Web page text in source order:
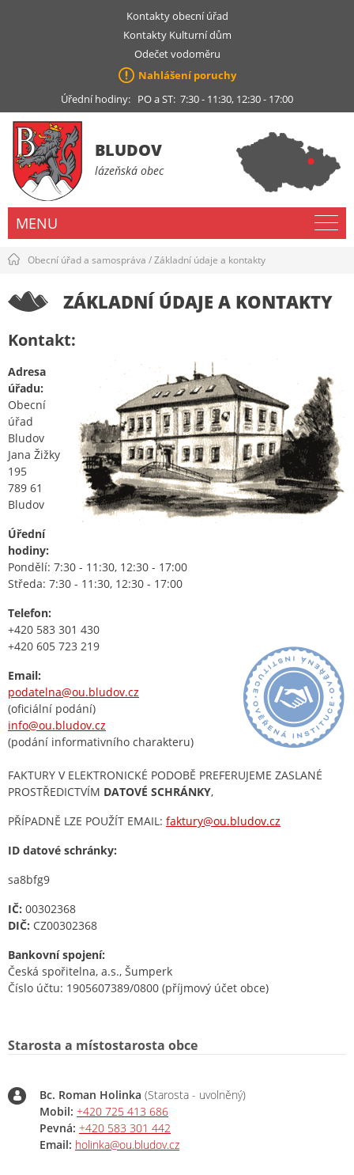
Kontakty obecní úřad
Kontakty Kulturní dům
Odečet vodoměru
Nahlášení poruchy
Úřední hodiny: PO a ST: 7:30 - 11:30, 12:30 - 17:00
BLUDOV
lázeňská obec
MENU
Obecní úřad a samospráva /Základní údaje a kontakty
ZÁKLADNÍ ÚDAJE A KONTAKTY
Kontakt:
Adresa
úřadu:
Obecní
úřad
Bludov
Jana Žižky
195
789 61
Bludov
Úřední
hodiny:
Pondělí: 7:30 - 11:30, 12:30 - 17:00
Středa: 7:30 - 11:30, 12:30 - 17:00
Telefon:
+420 583 301 430
+420 605 723 219
Email:
podatelna@ou.bludov.cz
(oficiální podání)
info@ou.bludov.cz
(podání informativního charakteru)
FAKTURY V ELEKTRONICKÉ PODOBĚ PREFERUJEME ZASLANÉ
PROSTŘEDICTVÍM DATOVÉ SCHRÁNKY,
PŘÍPADNĚ LZE POUŽÍT EMAIL: faktury@ou.bludov.cz
ID datové schránky:
sa8bfg9
IČ: 00302368
DIČ: CZ00302368
Bankovní spojení:
Česká spořitelna, a.s., Šumperk
Číslo účtu: 1905607389/0800 (příjmový účet obce)
Starosta a místostarosta obce
Bc. Roman Holinka (Starosta - uvolněný)
Mobil: +420 725 413 686
Pevná: +420 583 301 442
Email: holinka@ou.bludov.cz